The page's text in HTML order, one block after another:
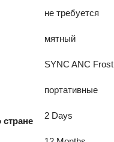
не требуется
мятный
SYNC ANC Frost
портативные
2 Days